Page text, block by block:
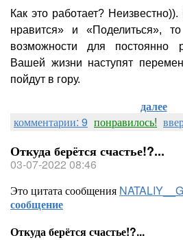
Как это работает?
нравится» и «Поделиться»,
возможности для постоянно
Вашей жизни наступят
пойдут в гору.
далее
комментарии: 9 понравилось!
Откуда берётся счастье!?...
03-07-2022 08:46
Это цитата сообщения
сообщение
Откуда берётся счастье!?...